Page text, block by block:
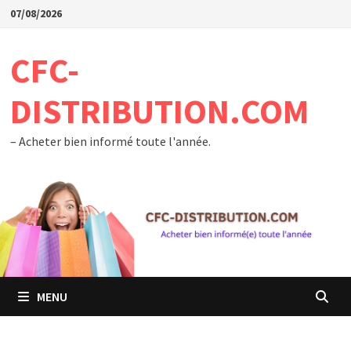
Passer
07/08/2026
CFC-
DISTRIBUTION.COM
– Acheter bien informé toute l'année.
MENU